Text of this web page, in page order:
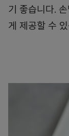
기 좋습니다.
게 제공할 수